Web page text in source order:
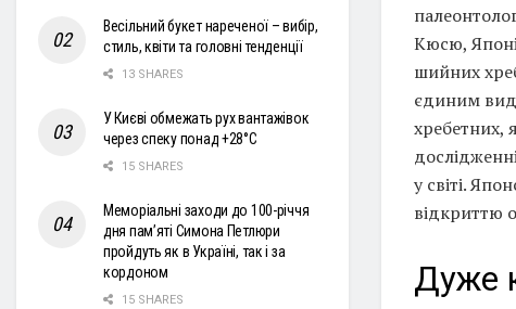
Кюсю,
шийних
єдиним
хребетних,
у світі.
відкриттю
Дуже
Весільний букет нареченої – вибір,
стиль, квіти та головні тенденції
13 SHARES
У Києві обмежать рух вантажівок
через спеку понад +28°С
15 SHARES
Меморіальні заходи до 100-річчя
дня пам’яті Симона Петлюри
пройдуть як в Україні, так і за
кордоном
15 SHARES